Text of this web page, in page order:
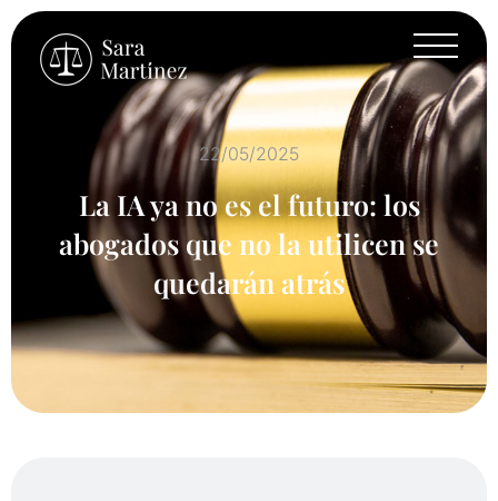
22/05/2025
La IA ya no es el futuro: los
abogados que no la utilicen se
quedarán atrás